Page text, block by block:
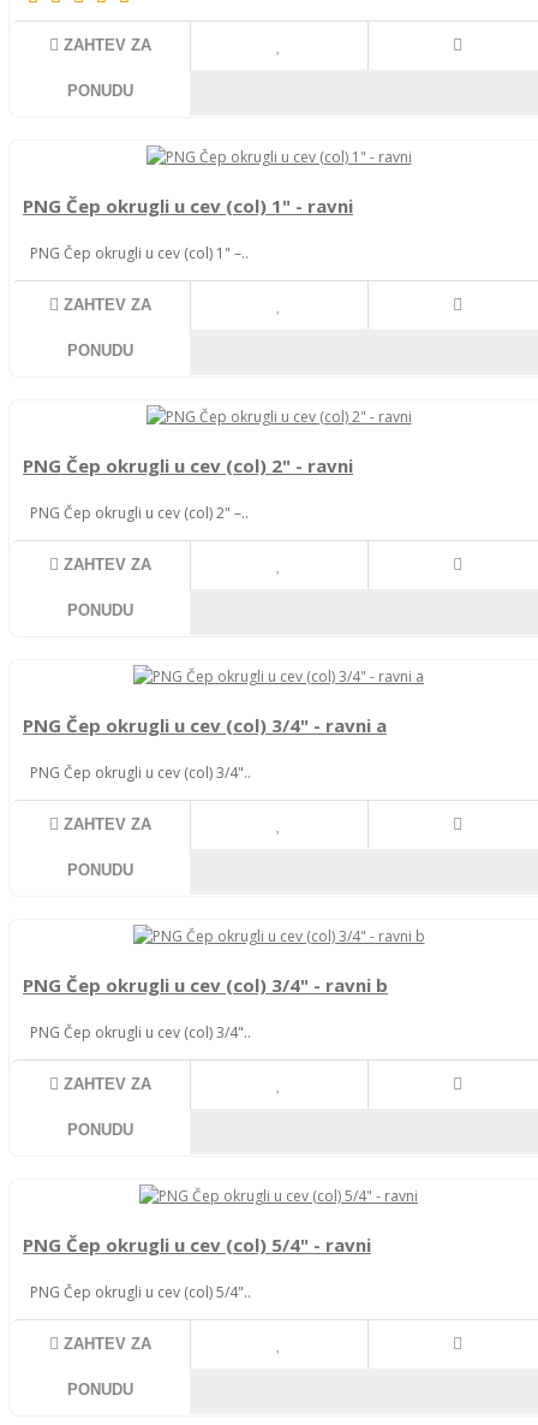
ZAHTEV ZA
PONUDU
PNG Čep okrugli u cev (col) 1" - ravni
PNG Čep okrugli u cev (col) 1" –..
ZAHTEV ZA
PONUDU
PNG Čep okrugli u cev (col) 2" - ravni
PNG Čep okrugli u cev (col) 2" –..
ZAHTEV ZA
PONUDU
PNG Čep okrugli u cev (col) 3/4" - ravni a
PNG Čep okrugli u cev (col) 3/4"..
ZAHTEV ZA
PONUDU
PNG Čep okrugli u cev (col) 3/4" - ravni b
PNG Čep okrugli u cev (col) 3/4"..
ZAHTEV ZA
PONUDU
PNG Čep okrugli u cev (col) 5/4" - ravni
PNG Čep okrugli u cev (col) 5/4"..
ZAHTEV ZA
PONUDU